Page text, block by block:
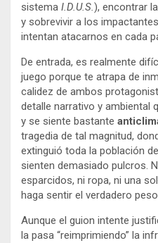
sistema I.D.U.S.), encontrar
y sobrevivir a los
intentan atacarnos en cada
De entrada, es realmente
juego porque te atrapa de
calidez de ambos
detalle narrativo y ambiental
y se siente bastante
tragedia de tal magnitud,
extinguió toda la población
sienten demasiado pulcros.
esparcidos, ni ropa, ni una
haga sentir el verdadero
Aunque el guion intente
la pasa “reimprimiendo” la